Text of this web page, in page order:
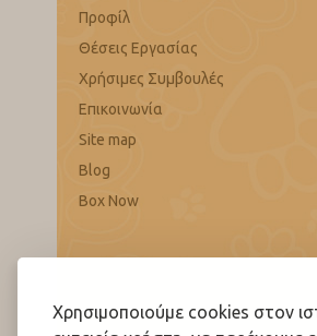
Χρησιμοποιούμε cookies στον
Προφίλ
Θέσεις Εργασίας
Χρήσιμες Συμβουλές
Επικοινωνία
Site map
Blog
Box Now